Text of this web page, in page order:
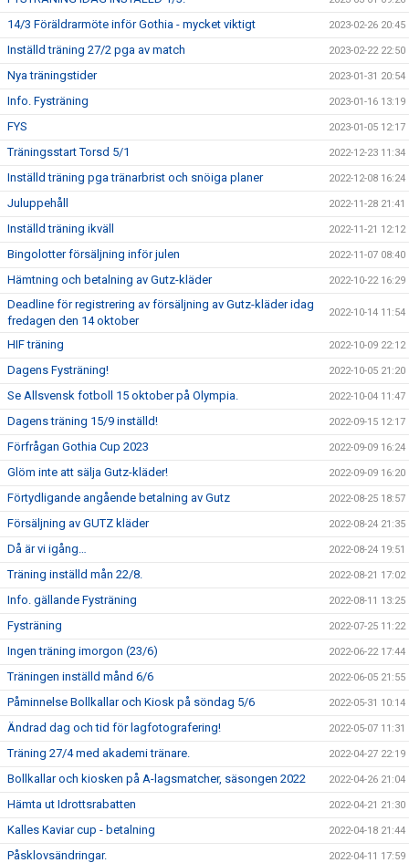
14/3 Föräldrarmöte inför Gothia - mycket viktigt 2023-02-26 20:45
Inställd träning 27/2 pga av match 2023-02-22 22:50
Nya träningstider 2023-01-31 20:54
Info. Fysträning 2023-01-16 13:19
FYS 2023-01-05 12:17
Träningsstart Torsd 5/1 2022-12-23 11:34
Inställd träning pga tränarbrist och snöiga planer 2022-12-08 16:24
Juluppehåll 2022-11-28 21:41
Inställd träning ikväll 2022-11-21 12:12
Bingolotter försäljning inför julen 2022-11-07 08:40
Hämtning och betalning av Gutz-kläder 2022-10-22 16:29
Deadline för registrering av försäljning av Gutz-kläder idag
fredagen den 14 oktober
2022-10-14 11:54
HIF träning 2022-10-09 22:12
Dagens Fysträning! 2022-10-05 21:20
Se Allsvensk fotboll 15 oktober på Olympia. 2022-10-04 11:47
Dagens träning 15/9 inställd! 2022-09-15 12:17
Förfrågan Gothia Cup 2023 2022-09-09 16:24
Glöm inte att sälja Gutz-kläder! 2022-09-09 16:20
Förtydligande angående betalning av Gutz 2022-08-25 18:57
Försäljning av GUTZ kläder 2022-08-24 21:35
Då är vi igång… 2022-08-24 19:51
Träning inställd mån 22/8. 2022-08-21 17:02
Info. gällande Fysträning 2022-08-11 13:25
Fysträning 2022-07-25 11:22
Ingen träning imorgon (23/6) 2022-06-22 17:44
Träningen inställd månd 6/6 2022-06-05 21:55
Påminnelse Bollkallar och Kiosk på söndag 5/6 2022-05-31 10:14
Ändrad dag och tid för lagfotografering! 2022-05-07 11:31
Träning 27/4 med akademi tränare. 2022-04-27 22:19
Bollkallar och kiosken på A-lagsmatcher, säsongen 2022 2022-04-26 21:04
Hämta ut Idrottsrabatten 2022-04-21 21:30
Kalles Kaviar cup - betalning 2022-04-18 21:44
Påsklovsändringar. 2022-04-11 17:59